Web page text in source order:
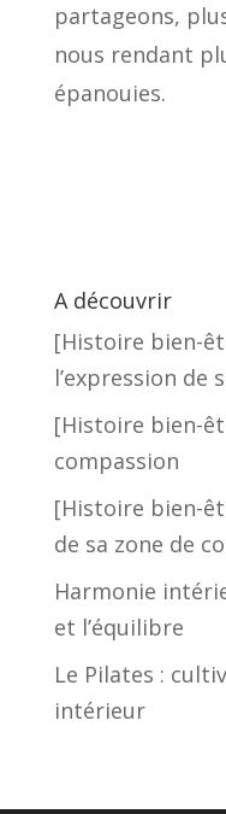
partageons,
nous rendant
épanouies.
A découvrir
[Histoire bien-
l’expression de
[Histoire bien-
compassion
[Histoire bien-
de sa zone de
Harmonie
et l’équilibre
Le Pilates :
intérieur